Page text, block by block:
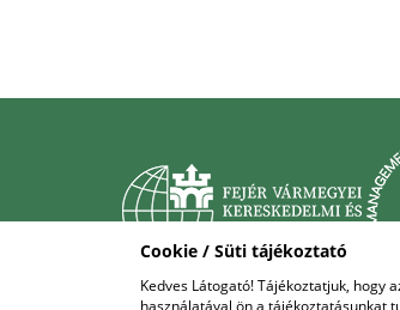
Cookie / Süti tájékoztató
Kedves Látogató! Tájékoztatjuk, hogy
használatával ön a tájékoztatásunkat